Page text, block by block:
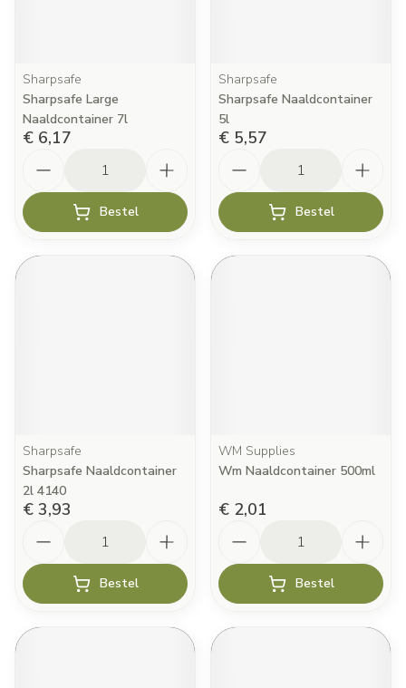
Sharpsafe
Sharpsafe Large
Naaldcontainer 7l
€ 6,17
Bestel
Sharpsafe
Sharpsafe Naaldcontainer
5l
€ 5,57
Bestel
Sharpsafe
Sharpsafe Naaldcontainer
2l 4140
€ 3,93
Bestel
WM Supplies
Wm Naaldcontainer 500ml
€ 2,01
Bestel